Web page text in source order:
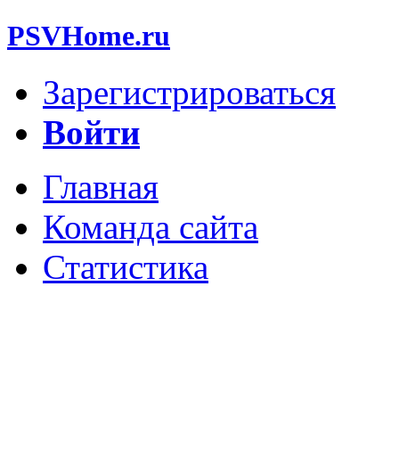
PSVHome.ru
Зарегистрироваться
Войти
Главная
Команда сайта
Статистика